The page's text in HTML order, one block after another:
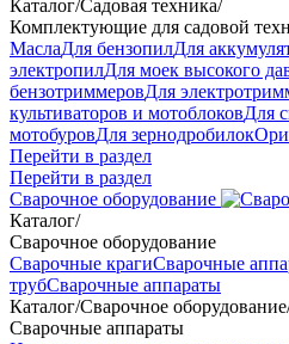
Каталог/Садовая техника/
Комплектующие для садовой
МаслаДля бензопилДля
электропилДля моек высокого
бензотриммеровДля
культиваторов и мотоблоковДля
мотобуровДля зернодробилок
Перейти в раздел
Перейти в раздел
Сварочное оборудование
Каталог/
Сварочное оборудование
Сварочные крагиСварочные
трубСварочные аппараты
Каталог/Сварочное оборудование
Сварочные аппараты